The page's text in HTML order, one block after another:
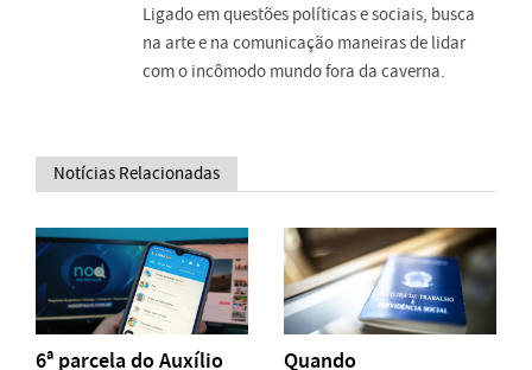
Ligado em questões políticas e sociais, busca
na arte e na comunicação maneiras de lidar
com o incômodo mundo fora da caverna.
Notícias Relacionadas
6ª parcela do Auxílio Quando